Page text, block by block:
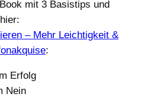
mit 3 Basistips und
– Mehr Leichtigkeit &
:
Erfolg
Nein